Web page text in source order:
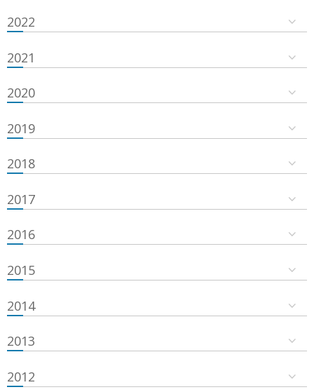
2022
2021
2020
2019
2018
2017
2016
2015
2014
2013
2012